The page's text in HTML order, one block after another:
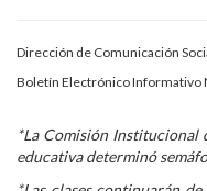
Acreditación Internacional
Aspirantes
Dirección de Comunicación
Boletín Electrónico Informativo
*La Comisión Institucional
educativa determinó